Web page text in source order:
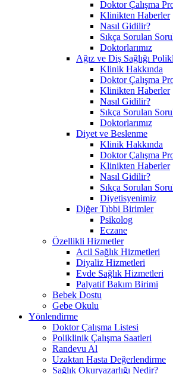
Doktor Çalışma
Klinikten Haberler
Nasıl Gidilir?
Sıkça Sorulan
Doktorlarımız
Ağız ve Diş Sağlığı
Klinik Hakkında
Doktor Çalışma
Klinikten Haberler
Nasıl Gidilir?
Sıkça Sorulan
Doktorlarımız
Diyet ve Beslenme
Klinik Hakkında
Doktor Çalışma
Klinikten Haberler
Nasıl Gidilir?
Sıkça Sorulan
Diyetisyenimiz
Diğer Tıbbi Birimler
Psikolog
Eczane
Özellikli Hizmetler
Acil Sağlık Hizmetleri
Diyaliz Hizmetleri
Evde Sağlık Hizmetleri
Palyatif Bakım Birimi
Bebek Dostu
Gebe Okulu
Yönlendirme
Doktor Çalışma Listesi
Poliklinik Çalışma Saatleri
Randevu Al
Uzaktan Hasta Değerlendirme
Sağlık Okuryazarlığı Nedir?